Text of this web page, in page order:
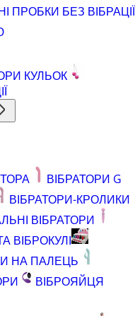
ПРОБКИ БЕЗ ВІБРАЦІЇ
КУЛЬОК
ВІБРАТОРИ G
ВІБРАТОРИ-КРОЛИКИ
ВІБРАТОРИ
ВІБРОКУЛІ
НА ПАЛЕЦЬ
ВІБРОЯЙЦЯ